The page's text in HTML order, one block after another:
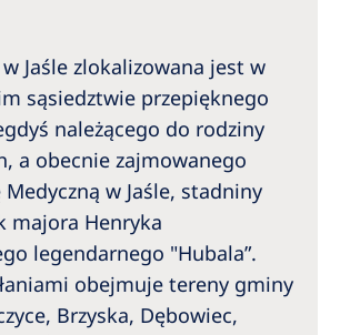
Jaśle zlokalizowana jest w
sąsiedztwie przepięknego
należącego do rodziny
a obecnie zajmowanego
Medyczną w Jaśle, stadniny
majora Henryka
legendarnego "Hubala”.
obejmuje tereny gminy
Brzyska, Dębowiec,